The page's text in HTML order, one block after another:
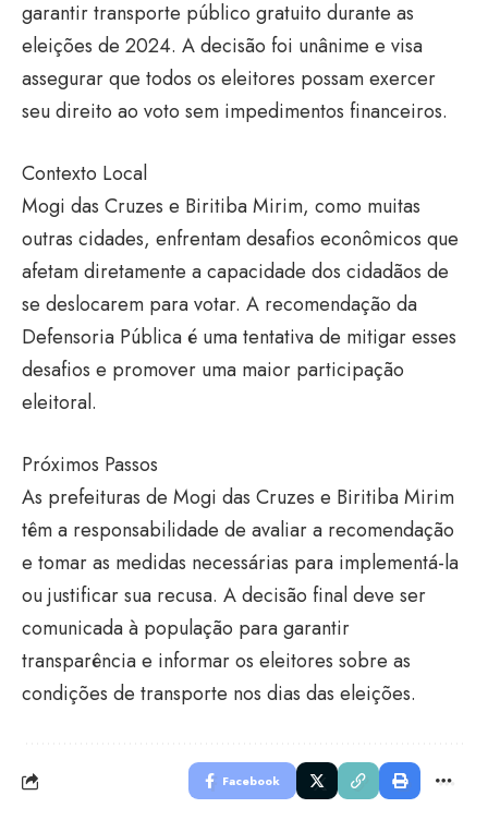
garantir transporte público gratuito durante as
eleições de 2024. A decisão foi unânime e visa
assegurar que todos os eleitores possam exercer
seu direito ao voto sem impedimentos financeiros.
Contexto Local
Mogi das Cruzes e Biritiba Mirim, como muitas
outras cidades, enfrentam desafios econômicos que
afetam diretamente a capacidade dos cidadãos de
se deslocarem para votar. A recomendação da
Defensoria Pública é uma tentativa de mitigar esses
desafios e promover uma maior participação
eleitoral.
Próximos Passos
As prefeituras de Mogi das Cruzes e Biritiba Mirim
têm a responsabilidade de avaliar a recomendação
e tomar as medidas necessárias para implementá-la
ou justificar sua recusa. A decisão final deve ser
comunicada à população para garantir
transparência e informar os eleitores sobre as
condições de transporte nos dias das eleições.
Facebook